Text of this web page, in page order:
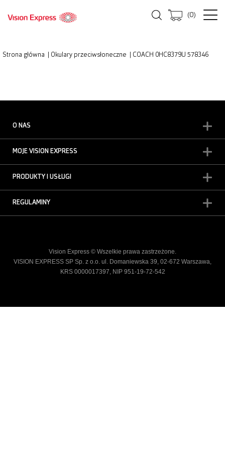
(0)
Strona główna Okulary przeciwsłoneczne COACH 0HC8379U 578346
O NAS
MOJE VISION EXPRESS
PRODUKTY I USŁUGI
REGULAMINY
Vision Express © Wszelkie prawa zastrzeżone.
VISION EXPRESS SP Sp. z o.o. ul. Domaniewska 39, 02-672 Warszawa,
KRS 0000017397, NIP 951-19-72-542